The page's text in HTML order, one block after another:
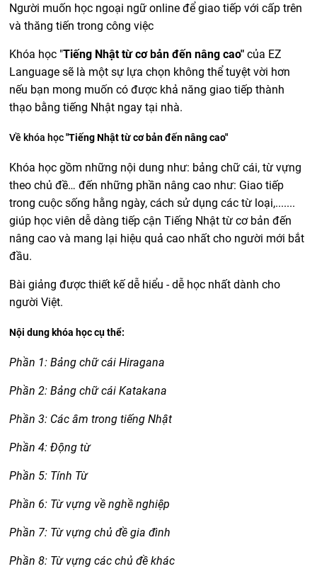
Người muốn học ngoại ngữ online để giao tiếp với cấp trên
và thăng tiến trong công việc
Khóa học "Tiếng Nhật từ cơ bản đến nâng cao" của EZ
Language sẽ là một sự lựa chọn không thể tuyệt vời hơn
nếu bạn mong muốn có được khả năng giao tiếp thành
thạo bằng tiếng Nhật ngay tại nhà.
Về khóa học"Tiếng Nhật từ cơ bản đến nâng cao"
Khóa học gồm những nội dung như: bảng chữ cái, từ vựng
theo chủ đề… đến những phần nâng cao như: Giao tiếp
trong cuộc sống hằng ngày, cách sử dụng các từ loại,.......
giúp học viên dễ dàng tiếp cận Tiếng Nhật từ cơ bản đến
nâng cao và mang lại hiệu quả cao nhất cho người mới bắt
đầu.
Bài giảng được thiết kế dễ hiểu - dễ học nhất dành cho
người Việt.
Nội dung khóa học cụ thể:
Phần 1: Bảng chữ cái Hiragana
Phần 2: Bảng chữ cái Katakana
Phần 3: Các âm trong tiếng Nhật
Phần 4: Động từ
Phần 5: Tính Từ
Phần 6: Từ vựng về nghề nghiệp
Phần 7: Từ vựng chủ đề gia đình
Phần 8: Từ vựng các chủ đề khác